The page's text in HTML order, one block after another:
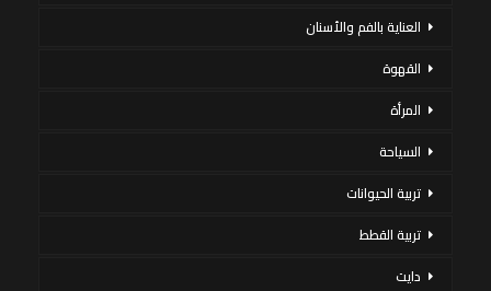
العناية بالفم والأسنان
القهوة
المرأة
السياحة
تربية الحيوانات
تربية القطط
دايت